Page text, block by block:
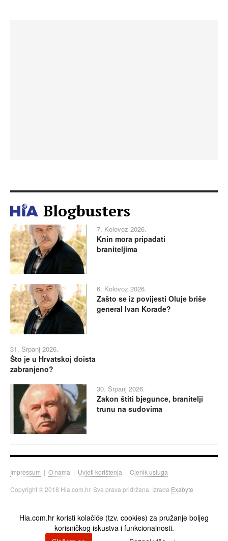
Blogbusters
7. Kolovoz 2026.
Knin mora pripadati
braniteljima
6. Kolovoz 2026.
Zašto se iz povijesti Oluje briše
general Ivan Korade?
31. Srpanj 2026.
Što je u Hrvatskoj doista
zabranjeno?
30. Srpanj 2026.
Zakon štiti bjegunce, branitelji
trunu na sudovima
Impressum | O nama | Uvjeti korištenja | Cjenik usluga
Copyright © 2018 Hia.com.hr. Sva prava pridržana. Izrada Exabyte
Hia.com.hr koristi kolačiće (tzv. cookies) za pružanje boljeg
korisničkog iskustva i funkcionalnosti.